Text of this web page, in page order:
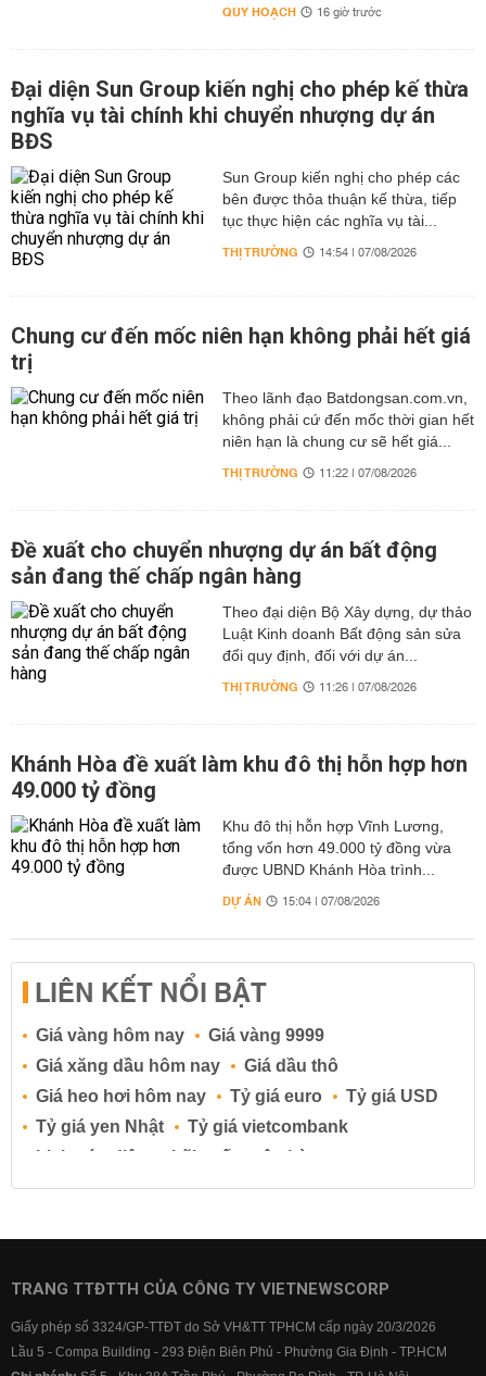
QUY HOẠCH 16 giờ trước
Đại diện Sun Group kiến nghị cho phép kế thừa
nghĩa vụ tài chính khi chuyển nhượng dự án
BĐS
Sun Group kiến nghị cho phép các
bên được thỏa thuận kế thừa, tiếp
tục thực hiện các nghĩa vụ tài...
THỊ TRƯỜNG 14:54 | 07/08/2026
Chung cư đến mốc niên hạn không phải hết giá
trị
Theo lãnh đạo Batdongsan.com.vn,
không phải cứ đến mốc thời gian hết
niên hạn là chung cư sẽ hết giá...
THỊ TRƯỜNG 11:22 | 07/08/2026
Đề xuất cho chuyển nhượng dự án bất động
sản đang thế chấp ngân hàng
Theo đại diện Bộ Xây dựng, dự thảo
Luật Kinh doanh Bất động sản sửa
đổi quy định, đối với dự án...
THỊ TRƯỜNG 11:26 | 07/08/2026
Khánh Hòa đề xuất làm khu đô thị hỗn hợp hơn
49.000 tỷ đồng
Khu đô thị hỗn hợp Vĩnh Lương,
tổng vốn hơn 49.000 tỷ đồng vừa
được UBND Khánh Hòa trình...
DỰ ÁN 15:04 | 07/08/2026
LIÊN KẾT NỔI BẬT
Giá vàng hôm nay
Giá vàng 9999
Giá xăng dầu hôm nay
Giá dầu thô
Giá heo hơi hôm nay
Tỷ giá euro
Tỷ giá USD
Tỷ giá yen Nhật
Tỷ giá vietcombank
Lịch cúp điện
Lãi suất ngân hàng
Lãi suất tiết kiệm
Lãi suất tiền gửi
Lãi suất ngân hàng BIDV
Lãi suất ngân hàng Vietcombank
TRANG TTĐTTH CỦA CÔNG TY VIETNEWSCORP
Giấy phép số 3324/GP-TTĐT do Sở VH&TT TPHCM cấp ngày 20/3/2026
Lầu 5 - Compa Building - 293 Điện Biên Phủ - Phường Gia Định - TP.HCM